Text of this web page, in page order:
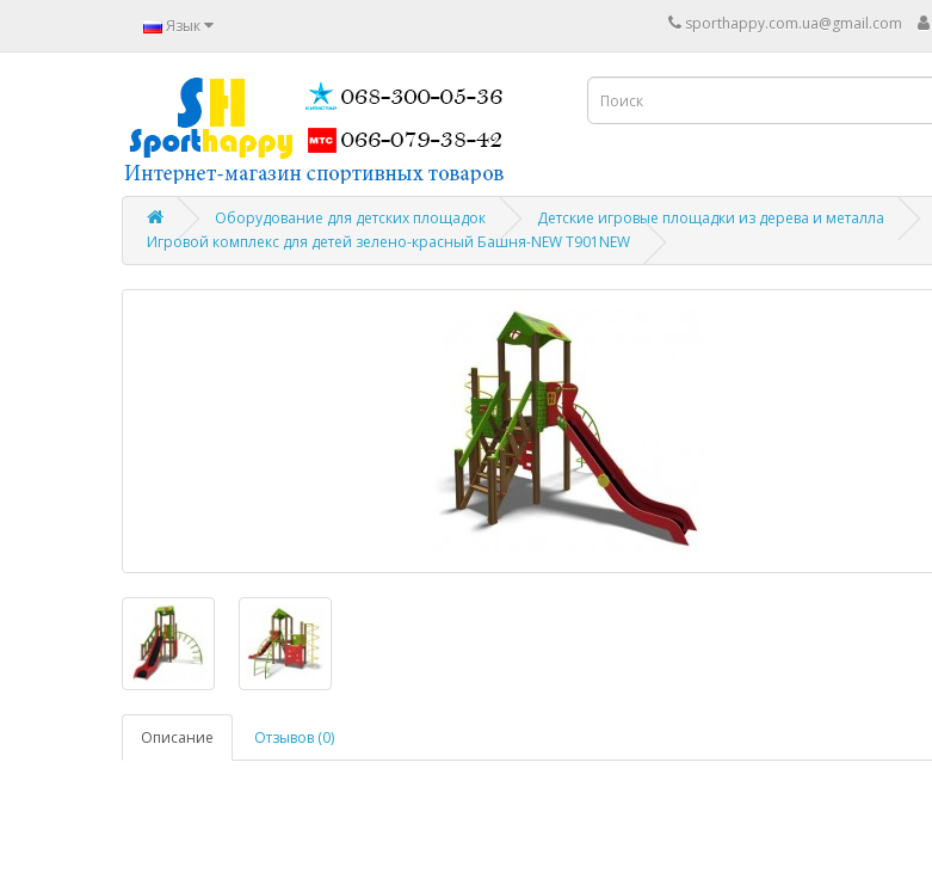
Язык sporthappy.com.ua@gmail.com
Оборудование для детских площадок Детские игровые площадки из дерева и металла
Игровой комплекс для детей зелено-красный Башня-NEW T901NEW
Описание Отзывов (0)